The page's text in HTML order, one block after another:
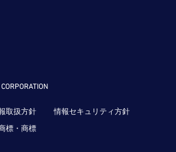
取扱方針
情報セキュリティ方針
標・商標